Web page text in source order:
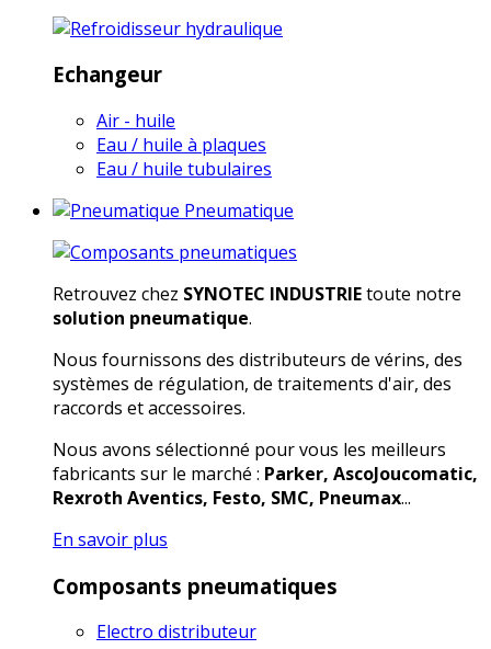
Echangeur
Air - huile
Eau / huile à plaques
Eau / huile tubulaires
Pneumatique
Retrouvez chez SYNOTEC INDUSTRIEtoute notre
solution pneumatique.
Nous fournissons des distributeurs de vérins, des
systèmes de régulation, de traitements d'air, des
raccords et accessoires.
Nous avons sélectionné pour vous les meilleurs
fabricants sur le marché : Parker, AscoJoucomatic,
Rexroth Aventics, Festo, SMC, Pneumax...
En savoir plus
Composants pneumatiques
Electro distributeur